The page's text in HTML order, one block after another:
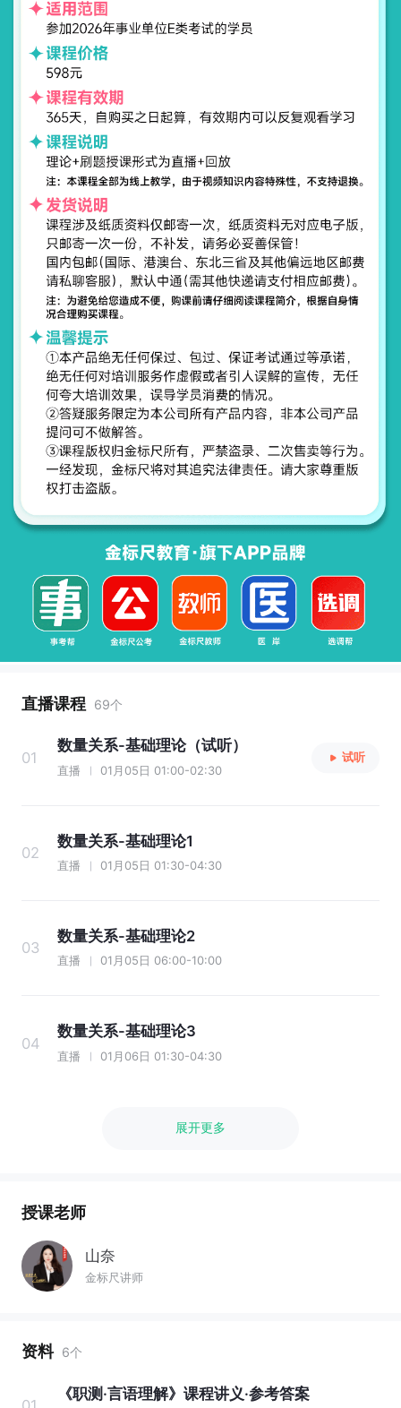
直播课程 69个
01 试听
数量关系-基础理论（试听）
直播 01月05日 01:00-02:30
02
数量关系-基础理论1
直播 01月05日 01:30-04:30
03
数量关系-基础理论2
直播 01月05日 06:00-10:00
04
数量关系-基础理论3
直播 01月06日 01:30-04:30
展开更多
授课老师
山奈
金标尺讲师
资料 6个
《职测·言语理解》课程讲义·参考答案